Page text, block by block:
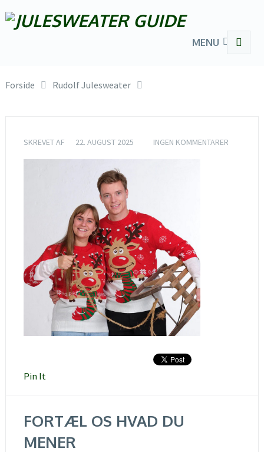
MENU
Forside Rudolf Julesweater
SKREVET AF 22. AUGUST 2025 INGEN KOMMENTARER
Pin It
FORTÆL OS HVAD DU
MENER